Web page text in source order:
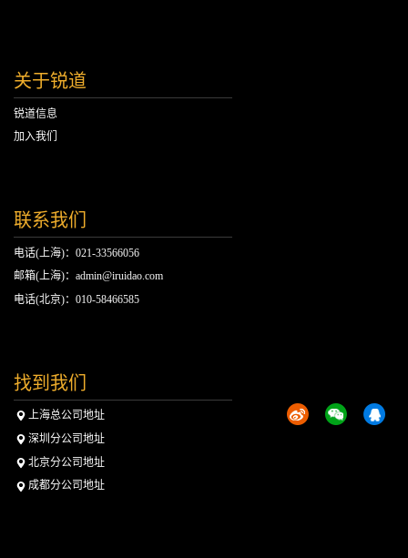
关于锐道
锐道信息
加入我们
联系我们
电话(上海)：021-33566056
邮箱(上海)：admin@iruidao.com
电话(北京)：010-58466585
找到我们
上海总公司地址
深圳分公司地址
北京分公司地址
成都分公司地址